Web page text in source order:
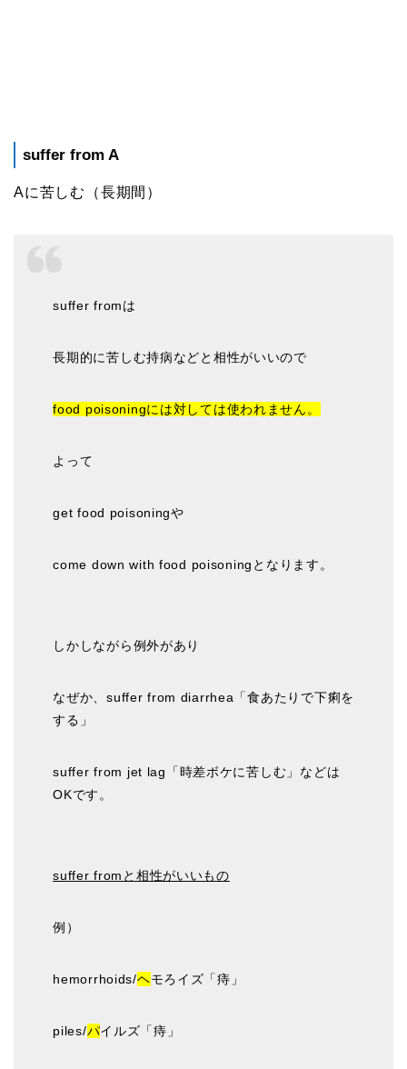
suffer from A
Aに苦しむ（長期間）
suffer fromは
長期的に苦しむ持病などと相性がいいので
food poisoningには対しては使われません。
よって
get food poisoningや
come down with food poisoningとなります。
しかしながら例外があり
なぜか、suffer from diarrhea「食あたりで下痢を
する」
suffer from jet lag「時差ボケに苦しむ」などは
OKです。
suffer fromと相性がいいもの
例）
hemorrhoids/ヘモろイズ「痔」
piles/パイルズ「痔」